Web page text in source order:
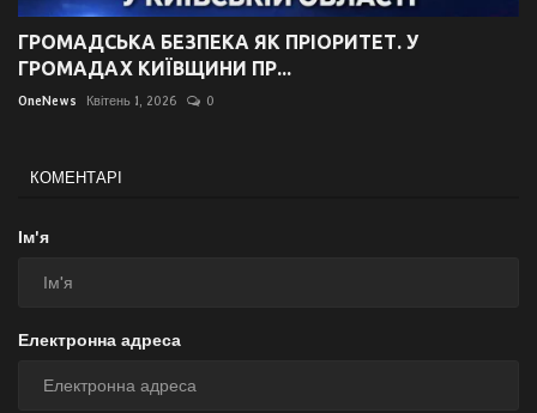
ГРОМАДСЬКА БЕЗПЕКА ЯК ПРІОРИТЕТ. У
ГРОМАДАХ КИЇВЩИНИ ПР...
OneNews Квітень 1, 2026 0
КОМЕНТАРІ
Ім'я
Електронна адреса